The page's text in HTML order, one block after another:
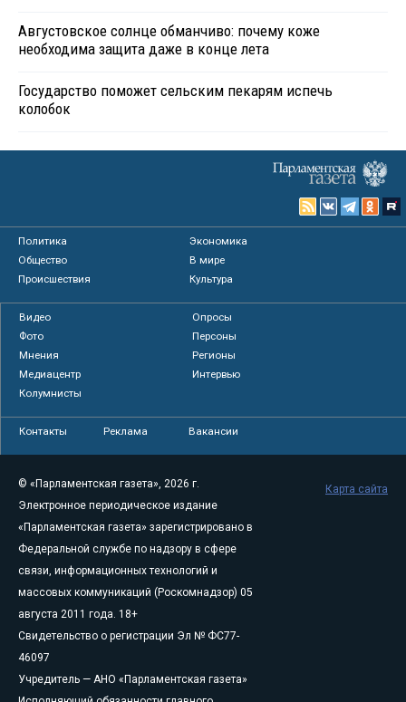
Августовское солнце обманчиво: почему коже
необходима защита даже в конце лета
Государство поможет сельским пекарям испечь
колобок
Политика
Экономика
Общество
В мире
Происшествия
Культура
Видео
Опросы
Фото
Персоны
Мнения
Регионы
Медиацентр
Интервью
Колумнисты
Контакты Реклама Вакансии
© «Парламентская газета», 2026 г.
Электронное периодическое издание
«Парламентская газета» зарегистрировано в
Федеральной службе по надзору в сфере
связи, информационных технологий и
массовых коммуникаций (Роскомнадзор) 05
августа 2011 года. 18+
Свидетельство о регистрации Эл № ФС77-
46097
Учредитель — АНО «Парламентская газета»
Карта сайта